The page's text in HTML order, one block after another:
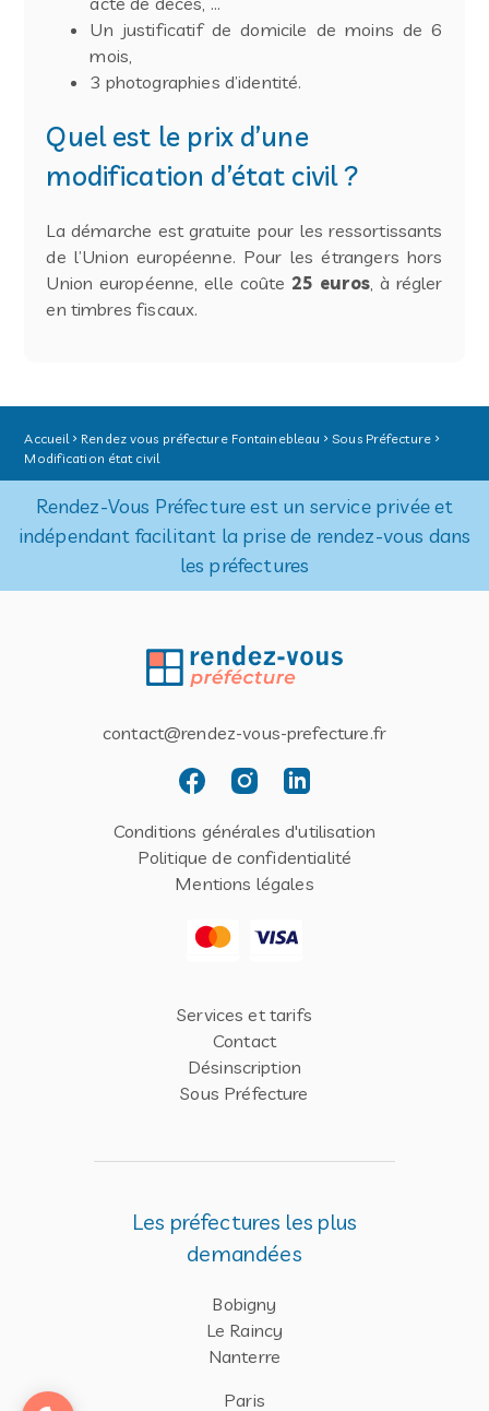
Accueil Rendez vous préfecture Fontainebleau
Sous Préfecture
Modification état civil
Un justificatif de domicile de moins de 6
mois,
3 photographies d’identité.
Quel est le prix d’une
modification d’état civil ?
La démarche est gratuite pour les ressortissants
de l’Union européenne. Pour les étrangers hors
Union européenne, elle coûte25 euros, à régler
en timbres fiscaux.
Rendez-Vous Préfecture est un service privée et
indépendant facilitant la prise de rendez-vous dans
les préfectures
contact@rendez-vous-prefecture.fr
Conditions générales d'utilisation
Politique de confidentialité
Mentions légales
Services et tarifs
Contact
Désinscription
Sous Préfecture
Les préfectures les plus
demandées
Bobigny
Le Raincy
Nanterre
Paris